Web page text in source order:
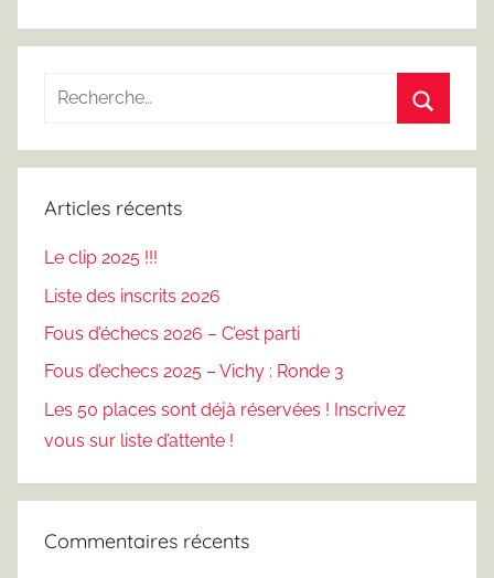
Recherche
:
Articles récents
Le clip 2025 !!!
Liste des inscrits 2026
Fous d’échecs 2026 – C’est parti
Fous d’echecs 2025 – Vichy : Ronde 3
Les 50 places sont déjà réservées ! Inscrivez
vous sur liste d’attente !
Commentaires récents